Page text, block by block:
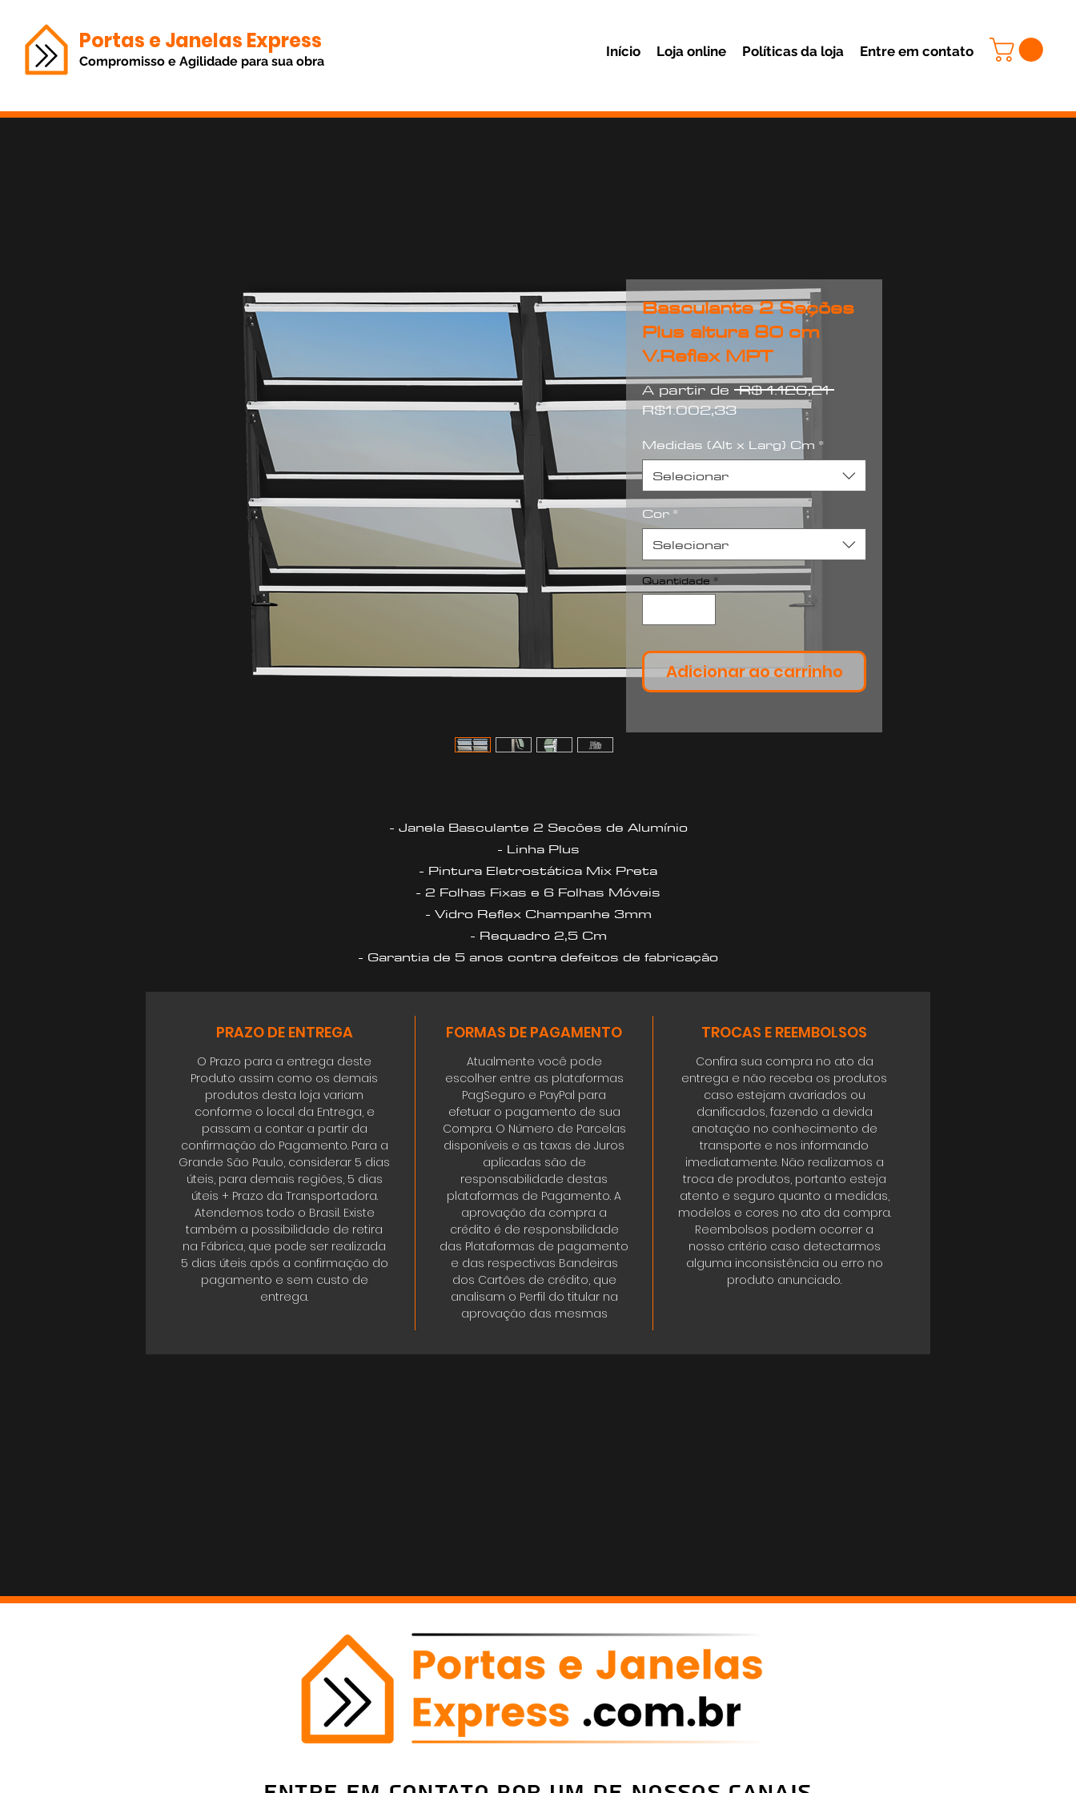
Portas e Janelas Express
Compromisso e Agilidade para sua obra
Início Loja online Políticas da loja Entre em contato
Basculante 2 Seções
Plus altura 80 cm
V.Reflex MPT
A partir de R$ 1.126,21 Preço
R$1.002,33Preço
promocional
Medidas (Alt x Larg) Cm *
Selecionar
Cor*
Selecionar
Quantidade*
Adicionar ao carrinho
- Janela Basculante 2 Secões de Alumínio
- Linha Plus
- Pintura Eletrostática Mix Preta
- 2 Folhas Fixas e 6 Folhas Móveis
- Vidro Reflex Champanhe 3mm
- Requadro 2,5 Cm
- Garantia de 5 anos contra defeitos de fabricação
PRAZO DE ENTREGA
O Prazo para a entrega deste
Produto assim como os demais
produtos desta loja variam
conforme o local da Entrega, e
passam a contar a partir da
confirmação do Pagamento. Para a
Grande São Paulo, considerar 5 dias
úteis, para demais regiões, 5 dias
úteis + Prazo da Transportadora.
Atendemos todo o Brasil. Existe
também a possibilidade de retira
na Fábrica, que pode ser realizada
5 dias úteis após a confirmação do
pagamento e sem custo de
entrega.
FORMAS DE PAGAMENTO
Atualmente você pode
escolher entre as plataformas
PagSeguro e PayPal para
efetuar o pagamento de sua
Compra. O Número de Parcelas
disponíveis e as taxas de Juros
aplicadas são de
responsabilidade destas
plataformas de Pagamento. A
aprovação da compra a
crédito é de responsbilidade
das Plataformas de pagamento
e das respectivas Bandeiras
dos Cartões de crédito, que
analisam o Perfil do titular na
aprovação das mesmas
TROCAS E REEMBOLSOS
Confira sua compra no ato da
entrega e não receba os produtos
caso estejam avariados ou
danificados, fazendo a devida
anotação no conhecimento de
transporte e nos informando
imediatamente. Não realizamos a
troca de produtos, portanto esteja
atento e seguro quanto a medidas,
modelos e cores no ato da compra.
Reembolsos podem ocorrer a
nosso critério caso detectarmos
alguma inconsistência ou erro no
produto anunciado.